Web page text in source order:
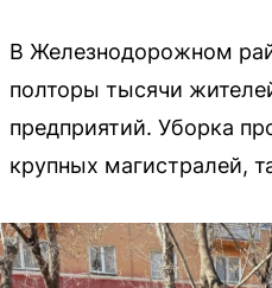
В Железнодорожном
полторы тысячи
предприятий. Уборка
крупных магистралей,